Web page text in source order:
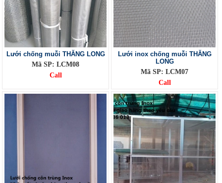
Lưới chống muỗi THĂNG LONG
Mã SP: LCM08
Call
Lưới inox chống muỗi THĂNG
LONG
Mã SP: LCM07
Call